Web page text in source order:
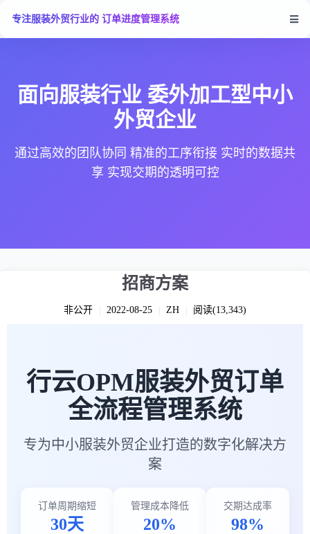
专注服装外贸行业的 订单进度管理系统
面向服装行业 委外加工型中小
外贸企业
通过高效的团队协同 精准的工序衔接 实时的数据共
享 实现交期的透明可控
招商方案
非公开 2022-08-25 ZH 阅读(13,343)
行云OPM服装外贸订单
全流程管理系统
专为中小服装外贸企业打造的数字化解决方
案
订单周期缩短
30天
管理成本降低
20%
交期达成率
98%